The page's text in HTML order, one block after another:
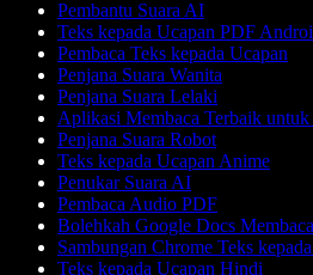
Pembantu Suara AI
Teks kepada Ucapan PDF
Pembaca Teks kepada Ucapan
Penjana Suara Wanita
Penjana Suara Lelaki
Aplikasi Membaca Terbaik
Penjana Suara Robot
Teks kepada Ucapan Anime
Penukar Suara AI
Pembaca Audio PDF
Bolehkah Google Docs
Sambungan Chrome Teks
Teks kepada Ucapan Hindi